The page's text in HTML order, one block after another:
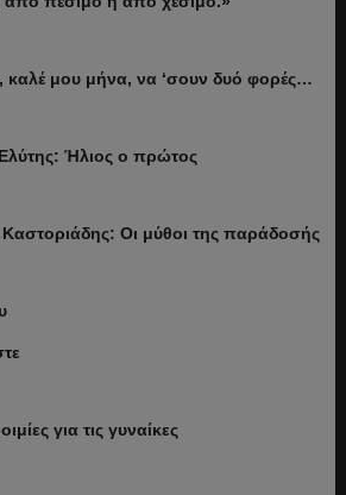
καλέ μου μήνα, να ‘σουν δυό φορές…
Ήλιος ο πρώτος
Οι μύθοι της παράδοσής
για τις γυναίκες